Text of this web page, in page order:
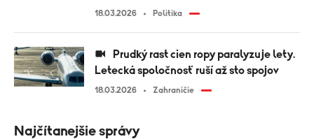
18.03.2026 Politika
Letecká spoločnosť ruší až sto spojov
18.03.2026 Zahraničie
Najčítanejšie správy